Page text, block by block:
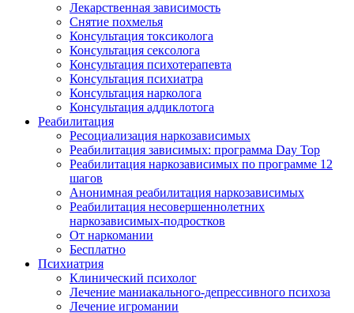
Лекарственная зависимость
Снятие похмелья
Консультация токсиколога
Консультация сексолога
Консультация психотерапевта
Консультация психиатра
Консультация нарколога
Консультация аддиклотога
Реабилитация
Ресоциализация наркозависимых
Реабилитация зависимых: программа Day Top
Реабилитация наркозависимых по программе 12
шагов
Анонимная реабилитация наркозависимых
Реабилитация несовершеннолетних
наркозависимых-подростков
От наркомании
Бесплатно
Психиатрия
Клинический психолог
Лечение маниакального-депрессивного психоза
Лечение игромании